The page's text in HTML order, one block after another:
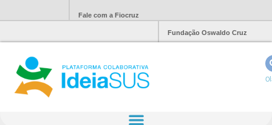
Fale com a Fiocruz
Fundação Oswaldo Cruz